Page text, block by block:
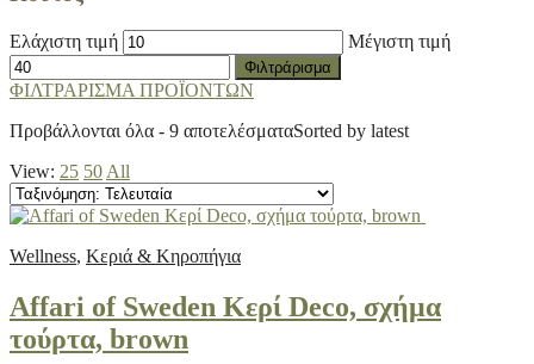
Ελάχιστη τιμή Μέγιστη τιμή
Φιλτράρισμα
ΦΙΛΤΡΑΡΙΣΜΑ ΠΡΟΪΟΝΤΩΝ
Προβάλλονται όλα - 9 αποτελέσματαSorted by latest
View: 25 50 All
Wellness, Κεριά & Κηροπήγια
Affari of Sweden Κερί Deco, σχήμα
τούρτα, brown